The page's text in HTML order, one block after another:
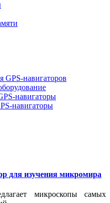
GPS-навигаторов
навигаторы
навигаторы
для изучения микромира
микроскопы самых